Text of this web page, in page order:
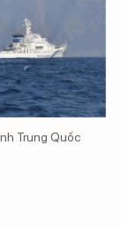
Trung Quốc